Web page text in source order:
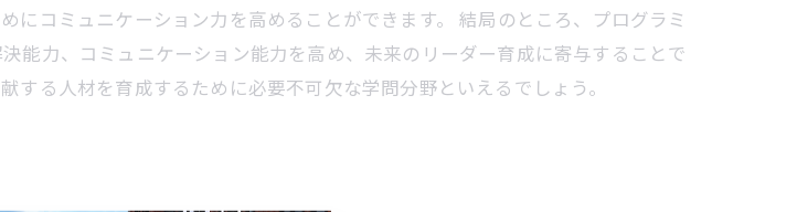
コミュニケーション力を高めることができます。 結局のところ、プログラミ
能力、コミュニケーション能力を高め、未来のリーダー育成に寄与することで
る人材を育成するために必要不可欠な学問分野といえるでしょう。